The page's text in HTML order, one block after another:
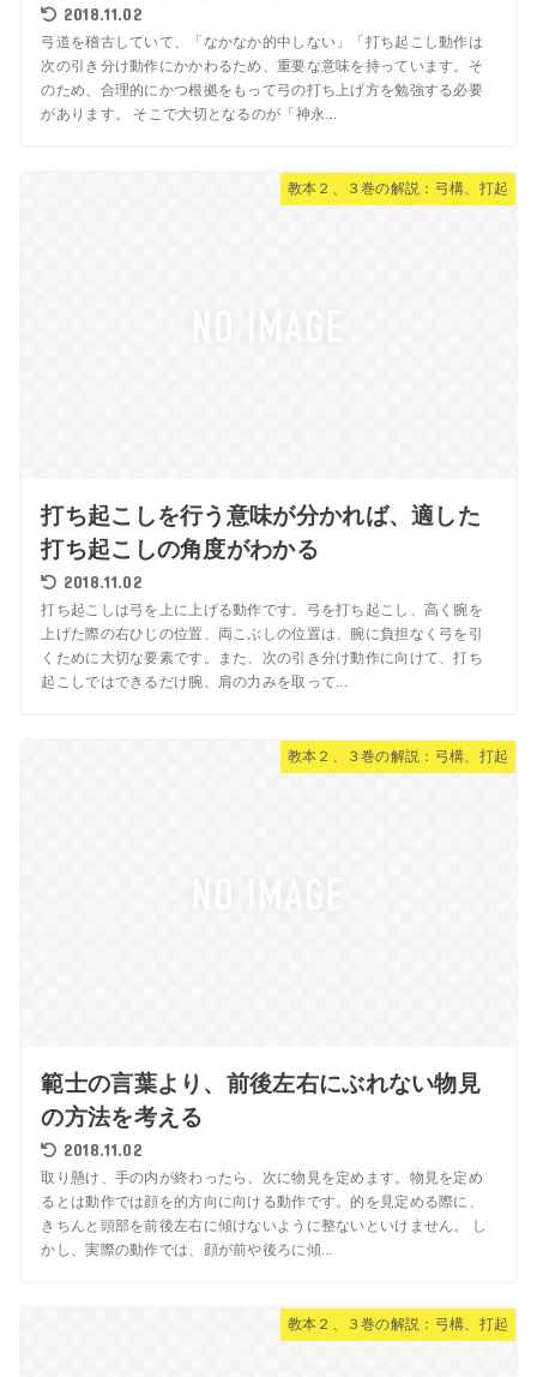
2018.11.02
弓道を稽古していて、「なかなか的中しない」「打ち起こし動作は
次の引き分け動作にかかわるため、重要な意味を持っています。そ
のため、合理的にかつ根拠をもって弓の打ち上げ方を勉強する必要
があります。 そこで大切となるのが「神永...
教本２、３巻の解説：弓構、打起
打ち起こしを行う意味が分かれば、適した
打ち起こしの角度がわかる
2018.11.02
打ち起こしは弓を上に上げる動作です。弓を打ち起こし、高く腕を
上げた際の右ひじの位置、両こぶしの位置は、腕に負担なく弓を引
くために大切な要素です。また、次の引き分け動作に向けて、打ち
起こしではできるだけ腕、肩の力みを取って...
教本２、３巻の解説：弓構、打起
範士の言葉より、前後左右にぶれない物見
の方法を考える
2018.11.02
取り懸け、手の内が終わったら、次に物見を定めます。物見を定め
るとは動作では顔を的方向に向ける動作です。的を見定める際に、
きちんと頭部を前後左右に傾けないように整ないといけません。 し
かし、実際の動作では、顔が前や後ろに傾...
教本２、３巻の解説：弓構、打起